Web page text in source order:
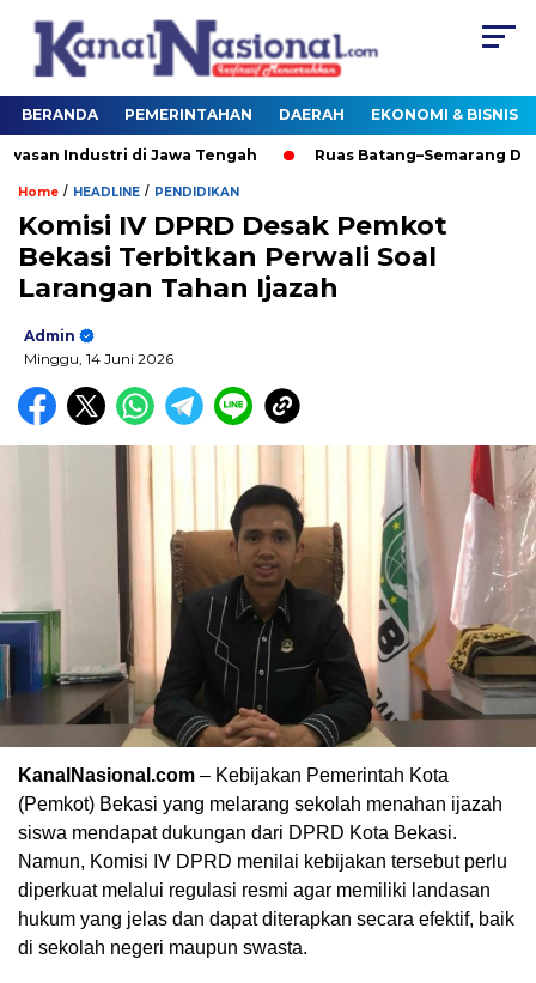
BERANDA PEMERINTAHAN DAERAH EKONOMI & BISNIS
Industri di Jawa Tengah Ruas Batang–Semarang
Home / HEADLINE / PENDIDIKAN
Komisi IV DPRD Desak Pemkot
Bekasi Terbitkan Perwali Soal
Larangan Tahan Ijazah
Admin
Minggu, 14 Juni 2026
KanalNasional.com – Kebijakan Pemerintah Kota
(Pemkot) Bekasi yang melarang sekolah menahan ijazah
siswa mendapat dukungan dari DPRD Kota Bekasi.
Namun, Komisi IV DPRD menilai kebijakan tersebut perlu
diperkuat melalui regulasi resmi agar memiliki landasan
hukum yang jelas dan dapat diterapkan secara efektif, baik
di sekolah negeri maupun swasta.